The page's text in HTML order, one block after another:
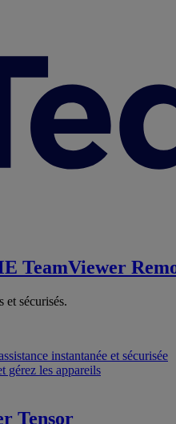
TeamViewer
et sécurisés.
instantanée et sécurisée
gérez les appareils
Tensor